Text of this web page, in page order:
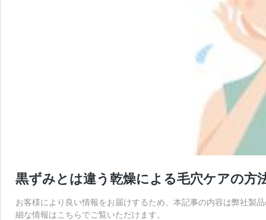
黒ずみとは違う乾燥による毛穴ケアの方
お客様により良い情報をお届けするため、本記事の内容は弊社製
細な情報はこちらでご覧いただけます。